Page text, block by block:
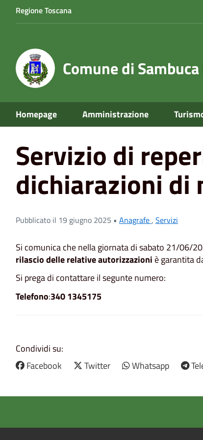
Regione Toscana
Comune di
Homepage Amministrazione
Home News Servizio di reperibilità Ufficio di
Servizio di
dichiarazioni di
Pubblicato il 19 giugno 2025 • Anagrafe, Servizi
Si comunica che nella giornata di sabato 21/06/
rilascio delle relative autorizzazioni è garantita
Si prega di contattare il segunte numero:
Telefono:340 1345175
Condividi su:
Facebook
Twitter Whatsapp